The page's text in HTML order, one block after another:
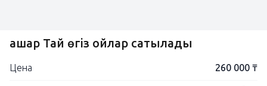
Қашар Тай өгіз Қойлар сатылады
Цена 260 000 ₸